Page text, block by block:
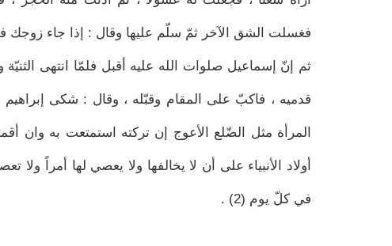
فغسلت الشق الآخر ثمّ سلّم عليها وقال : إذا جاء زوجك
ثم إنّ إسماعيل صلوات الله عليه أقبل فلمّا انتهى
قدميه ، فاكبّ على المقام وقبّله ، وقال : شكى
المرأة مثل الضّلع الأعوج إن تركته استمتعت به وان
أولاد الأنبياء على أن لا يخالفها ولا يعصي لها أمراً
في كلّ يوم (2) .